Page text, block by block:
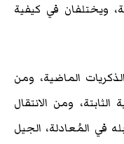
ويختلفان في كيفية
الماضية، ومن
ومن الانتقال
في المُعادلة، الجيل